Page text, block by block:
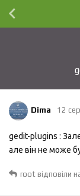
Dima 12
gedit-plugins :
але він не може
root відповіли